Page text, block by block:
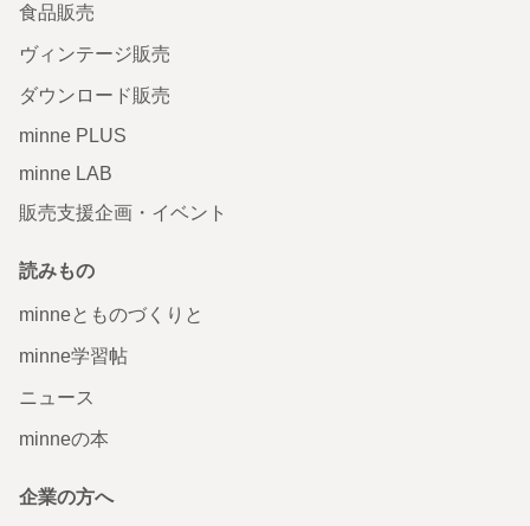
食品販売
ヴィンテージ販売
ダウンロード販売
minne PLUS
minne LAB
販売支援企画・イベント
読みもの
minneとものづくりと
minne学習帖
ニュース
minneの本
企業の方へ